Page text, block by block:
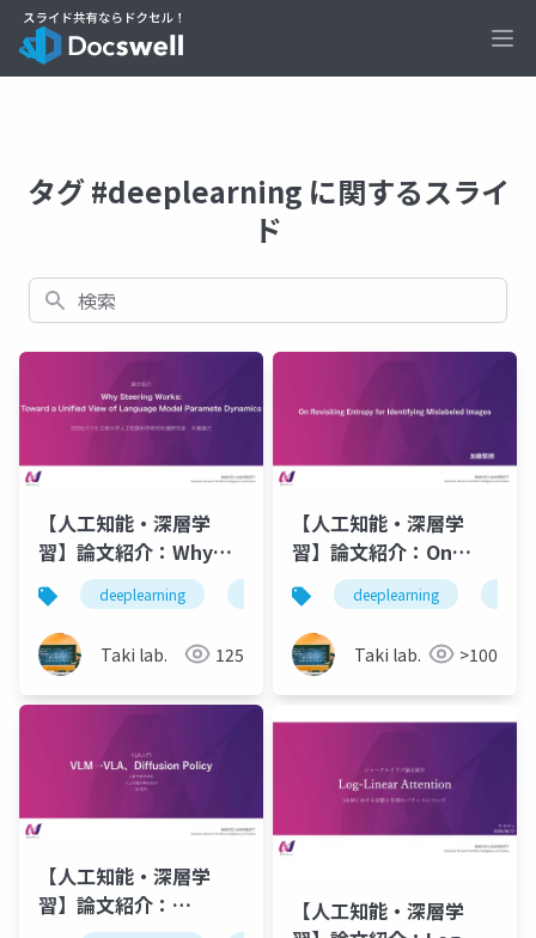
タグ #deeplearning に関するスライ
ド
検索
【人工知能・深層学
習】論文紹介：Why
Steering
Works:Toward a
Unified View of
Language Model
Parameter Dynamics
deeplearning 論文紹介 深層学習
Taki lab. 125
【人工知能・深層学
習】論文紹介：On
Revisiting Entropy
for Identifying
Mislabeled Images
deeplearning
Taki lab. >100
【人工知能・深層学
習】論文紹介：
【人工知能・深層学